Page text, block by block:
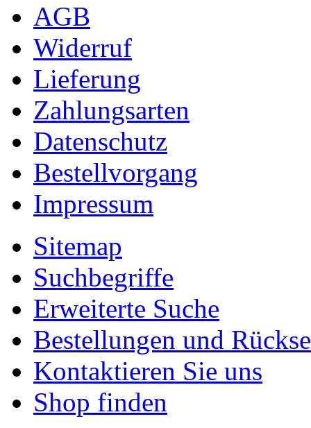
AGB
Widerruf
Lieferung
Zahlungsarten
Datenschutz
Bestellvorgang
Impressum
Sitemap
Suchbegriffe
Erweiterte Suche
Bestellungen und
Kontaktieren Sie uns
Shop finden